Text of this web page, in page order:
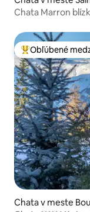
Chata Marron
Najobľúbenejšie
Obľúbené
Chata v meste